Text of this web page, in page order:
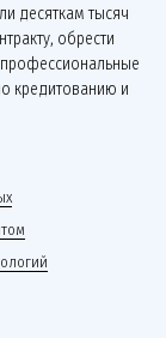
десяткам тысяч
обрести
кредитованию и